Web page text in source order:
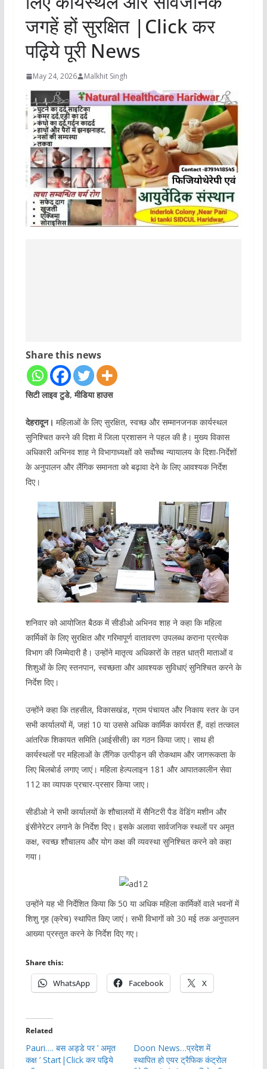
जगहें हों सुरक्षित |Click कर
पढ़िये पूरी News
May 24, 2026 Malkhit Singh
Share this news
सिटी लाइव टुडे, मीडिया हाउस
देहरादून। महिलाओं के लिए सुरक्षित, स्वच्छ और सम्मानजनक कार्यस्थल
सुनिश्चित करने की दिशा में जिला प्रशासन ने पहल की है। मुख्य विकास
अधिकारी अभिनव शाह ने विभागाध्यक्षों को सर्वोच्च न्यायालय के दिशा-निर्देशों
के अनुपालन और लैंगिक समानता को बढ़ावा देने के लिए आवश्यक निर्देश
दिए।
शनिवार को आयोजित बैठक में सीडीओ अभिनव शाह ने कहा कि महिला
कार्मिकों के लिए सुरक्षित और गरिमापूर्ण वातावरण उपलब्ध कराना प्रत्येक
विभाग की जिम्मेदारी है। उन्होंने मातृत्व अधिकारों के तहत धात्री माताओं व
शिशुओं के लिए स्तनपान, स्वच्छता और आवश्यक सुविधाएं सुनिश्चित करने के
निर्देश दिए।
उन्होंने कहा कि तहसील, विकासखंड, ग्राम पंचायत और निकाय स्तर के उन
सभी कार्यालयों में, जहां 10 या उससे अधिक कार्मिक कार्यरत हैं, वहां तत्काल
आंतरिक शिकायत समिति (आईसीसी) का गठन किया जाए। साथ ही
कार्यस्थलों पर महिलाओं के लैंगिक उत्पीड़न की रोकथाम और जागरूकता के
लिए बिलबोर्ड लगाए जाएं। महिला हेल्पलाइन 181 और आपातकालीन सेवा
112 का व्यापक प्रचार-प्रसार किया जाए।
सीडीओ ने सभी कार्यालयों के शौचालयों में सैनिटरी पैड वेंडिंग मशीन और
इंसीनेरेटर लगाने के निर्देश दिए। इसके अलावा सार्वजनिक स्थलों पर अमृत
कक्ष, स्वच्छ शौचालय और योग कक्ष की व्यवस्था सुनिश्चित करने को कहा
गया।
उन्होंने यह भी निर्देशित किया कि 50 या अधिक महिला कार्मिकों वाले भवनों में
शिशु गृह (क्रेच) स्थापित किए जाएं। सभी विभागों को 30 मई तक अनुपालन
आख्या प्रस्तुत करने के निर्देश दिए गए।
Share this:
WhatsApp Facebook X
Related
Pauri…. बस अड्डे पर ’ अमृत
कक्ष ’ Start|Click कर पढ़िये
Doon News…प्रदेश में
स्थापित हो एयर ट्रैफिक कंट्रोल